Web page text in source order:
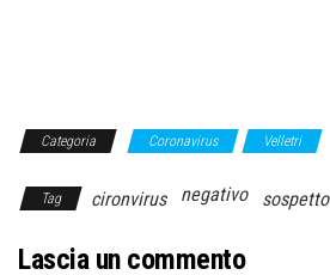
Categoria Coronavirus Velletri
Tag cironvirus negativo sospetto
Lascia un commento